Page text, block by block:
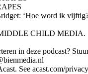
‘Hoe word ik
CHILD MEDIA.
in deze podcast?
See acast.com/